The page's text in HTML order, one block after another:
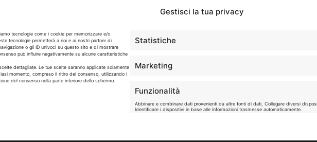
Gestisci la tua privacy
tecnologie come i cookie per memorizzare e/o
tecnologie permetterà a noi e ai nostri partner di
o gli ID univoci su questo sito e di mostrare
può influire negativamente su alcune caratteristiche
dettagliate. Le tue scelte saranno applicate solamente
momento, compreso il ritiro del consenso, utilizzando i
del consenso nella parte inferiore dello schermo.
Statistiche
Marketing
Funzionalità
Abbinare e combinare dati provenienti da altre fonti di dati, Collegare diversi
Identificare i dispositivi in base alle informazioni trasmesse automaticamente.
proprietari. Le
variazioni: verifica
Info
In qualità di Affiliato Amazon ed eBay, Tariffando riceve
un guadagno dagli acquisti idonei.
Note Legali|Cookie Policy
- Tutti i diritti sono riservati. - P. IVA 05424560877